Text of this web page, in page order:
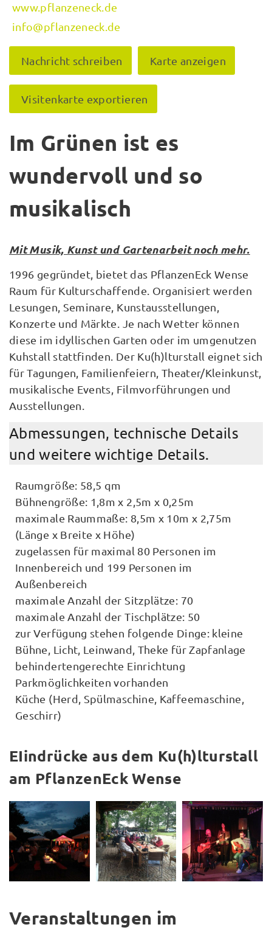
www.pflanzeneck.de
info@pflanzeneck.de
Nachricht schreiben Karte anzeigen
Visitenkarte exportieren
Im Grünen ist es
wundervoll und so
musikalisch
Mit Musik, Kunst und Gartenarbeit noch mehr.
1996 gegründet, bietet das PflanzenEck Wense
Raum für Kulturschaffende. Organisiert werden
Lesungen, Seminare, Kunstausstellungen,
Konzerte und Märkte. Je nach Wetter können
diese im idyllischen Garten oder im umgenutzen
Kuhstall stattfinden. Der Ku(h)lturstall eignet sich
für Tagungen, Familienfeiern, Theater/Kleinkunst,
musikalische Events, Filmvorführungen und
Ausstellungen.
Abmessungen, technische Details
und weitere wichtige Details.
Raumgröße: 58,5 qm
Bühnengröße: 1,8m x 2,5m x 0,25m
maximale Raummaße: 8,5m x 10m x 2,75m
(Länge x Breite x Höhe)
zugelassen für maximal 80 Personen im
Innenbereich und 199 Personen im
Außenbereich
maximale Anzahl der Sitzplätze: 70
maximale Anzahl der Tischplätze: 50
zur Verfügung stehen folgende Dinge: kleine
Bühne, Licht, Leinwand, Theke für Zapfanlage
behindertengerechte Einrichtung
Parkmöglichkeiten vorhanden
Küche (Herd, Spülmaschine, Kaffeemaschine,
Geschirr)
EIindrücke aus dem Ku(h)lturstall
am PflanzenEck Wense
Veranstaltungen im